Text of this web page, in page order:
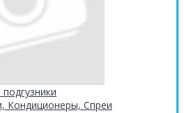
Кондиционеры, Спреи